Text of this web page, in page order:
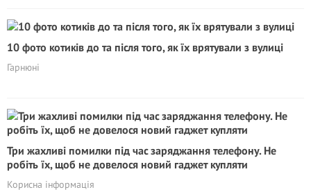
10 фото котиків до та після того, як їх врятували з вулиці
Гарнюні
Три жахливі помилки під час заряджання телефону. Не
робіть їх, щоб не довелося новий гаджет купляти
Корисна інформація